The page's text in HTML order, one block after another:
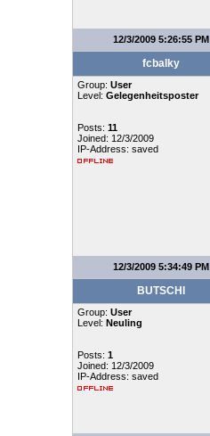
12/3/2009 5:26:55 PM
fcbalky
Group: User
Level: Gelegenheitsposter
Posts: 11
Joined: 12/3/2009
IP-Address: saved
12/3/2009 5:34:49 PM
BUTSCHI
Group: User
Level: Neuling
Posts: 1
Joined: 12/3/2009
IP-Address: saved